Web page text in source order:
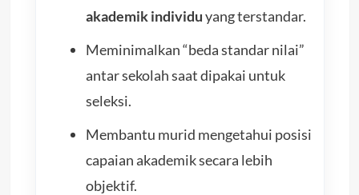
akademik individuyang terstandar.
Meminimalkan “beda standar nilai”
antar sekolah saat dipakai untuk
seleksi.
Membantu murid mengetahui posisi
capaian akademik secara lebih
objektif.